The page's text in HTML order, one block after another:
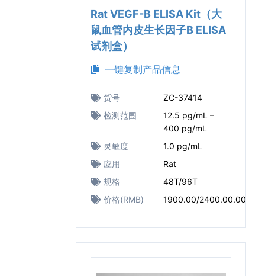
Rat VEGF-B ELISA Kit（大
鼠血管内皮生长因子B ELISA
试剂盒）
一键复制产品信息
货号
ZC-37414
检测范围
12.5 pg/mL –
400 pg/mL
灵敏度
1.0 pg/mL
应用
Rat
规格
48T/96T
价格(RMB)
1900.00/2400.00.00